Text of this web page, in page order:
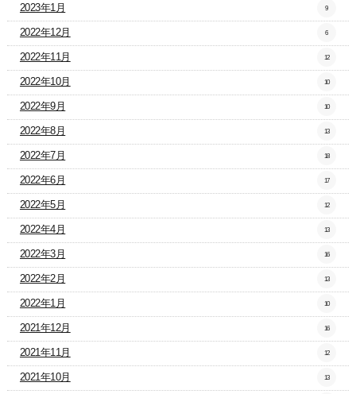
2023年1月 9
2022年12月 6
2022年11月 12
2022年10月 10
2022年9月 10
2022年8月 13
2022年7月 18
2022年6月 17
2022年5月 12
2022年4月 13
2022年3月 16
2022年2月 13
2022年1月 10
2021年12月 16
2021年11月 12
2021年10月 13